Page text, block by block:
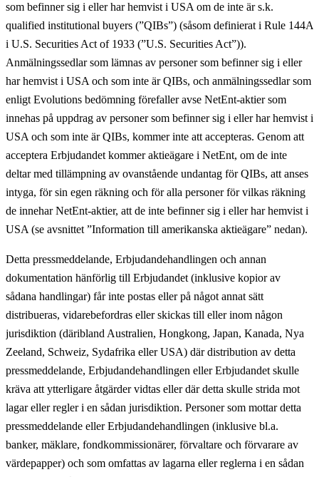
som befinner sig i eller har hemvist i USA om de inte är s.k.
qualified institutional buyers (”QIBs”) (såsom definierat i Rule 144A
i U.S. Securities Act of 1933 (”U.S. Securities Act”)).
Anmälningssedlar som lämnas av personer som befinner sig i eller
har hemvist i USA och som inte är QIBs, och anmälningssedlar som
enligt Evolutions bedömning förefaller avse NetEnt-aktier som
innehas på uppdrag av personer som befinner sig i eller har hemvist i
USA och som inte är QIBs, kommer inte att accepteras. Genom att
acceptera Erbjudandet kommer aktieägare i NetEnt, om de inte
deltar med tillämpning av ovanstående undantag för QIBs, att anses
intyga, för sin egen räkning och för alla personer för vilkas räkning
de innehar NetEnt-aktier, att de inte befinner sig i eller har hemvist i
USA (se avsnittet ”Information till amerikanska aktieägare” nedan).
Detta pressmeddelande, Erbjudandehandlingen och annan
dokumentation hänförlig till Erbjudandet (inklusive kopior av
sådana handlingar) får inte postas eller på något annat sätt
distribueras, vidarebefordras eller skickas till eller inom någon
jurisdiktion (däribland Australien, Hongkong, Japan, Kanada, Nya
Zeeland, Schweiz, Sydafrika eller USA) där distribution av detta
pressmeddelande, Erbjudandehandlingen eller Erbjudandet skulle
kräva att ytterligare åtgärder vidtas eller där detta skulle strida mot
lagar eller regler i en sådan jurisdiktion. Personer som mottar detta
pressmeddelande eller Erbjudandehandlingen (inklusive bl.a.
banker, mäklare, fondkommissionärer, förvaltare och förvarare av
värdepapper) och som omfattas av lagarna eller reglerna i en sådan